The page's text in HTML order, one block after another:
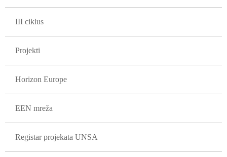
III ciklus
Projekti
Horizon Europe
EEN mreža
Registar projekata UNSA